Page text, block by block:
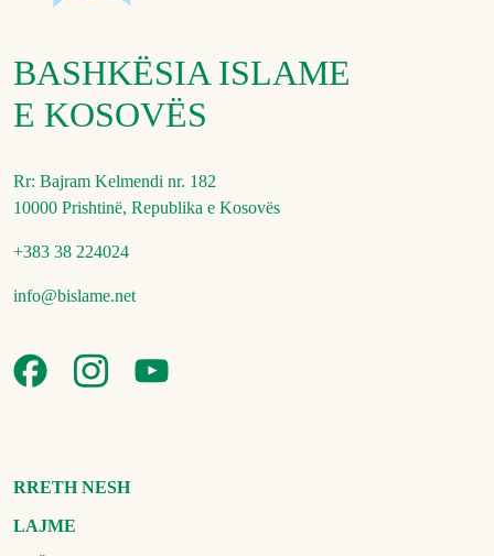
BASHKËSIA ISLAME
E KOSOVËS
Rr: Bajram Kelmendi nr. 182
10000 Prishtinë, Republika e Kosovës
+383 38 224024
info@bislame.net
RRETH NESH
LAJME